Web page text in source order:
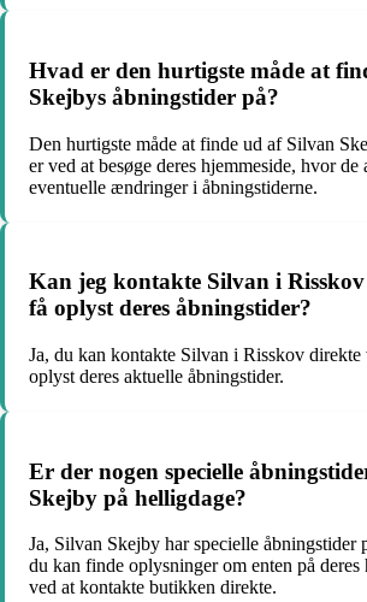
Hvad er den hurtigste måde at
Skejbys åbningstider på?
Den hurtigste måde at finde ud af Silvan
er ved at besøge deres hjemmeside, hvor de
eventuelle ændringer i åbningstiderne.
Kan jeg kontakte Silvan i
få oplyst deres åbningstider?
Ja, du kan kontakte Silvan i Risskov
oplyst deres aktuelle åbningstider.
Er der nogen specielle
Skejby på helligdage?
Ja, Silvan Skejby har specielle åbningstider
du kan finde oplysninger om enten på deres
ved at kontakte butikken direkte.